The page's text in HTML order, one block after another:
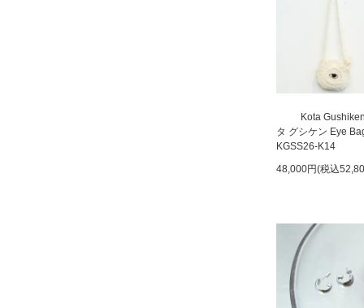
Kota
タ グシケン Eye
KGSS26-K14
48,000円(税込